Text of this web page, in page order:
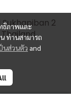
ธิภาพและ
ท่านสามารถ
นส่วนตัว and
2
Thailand